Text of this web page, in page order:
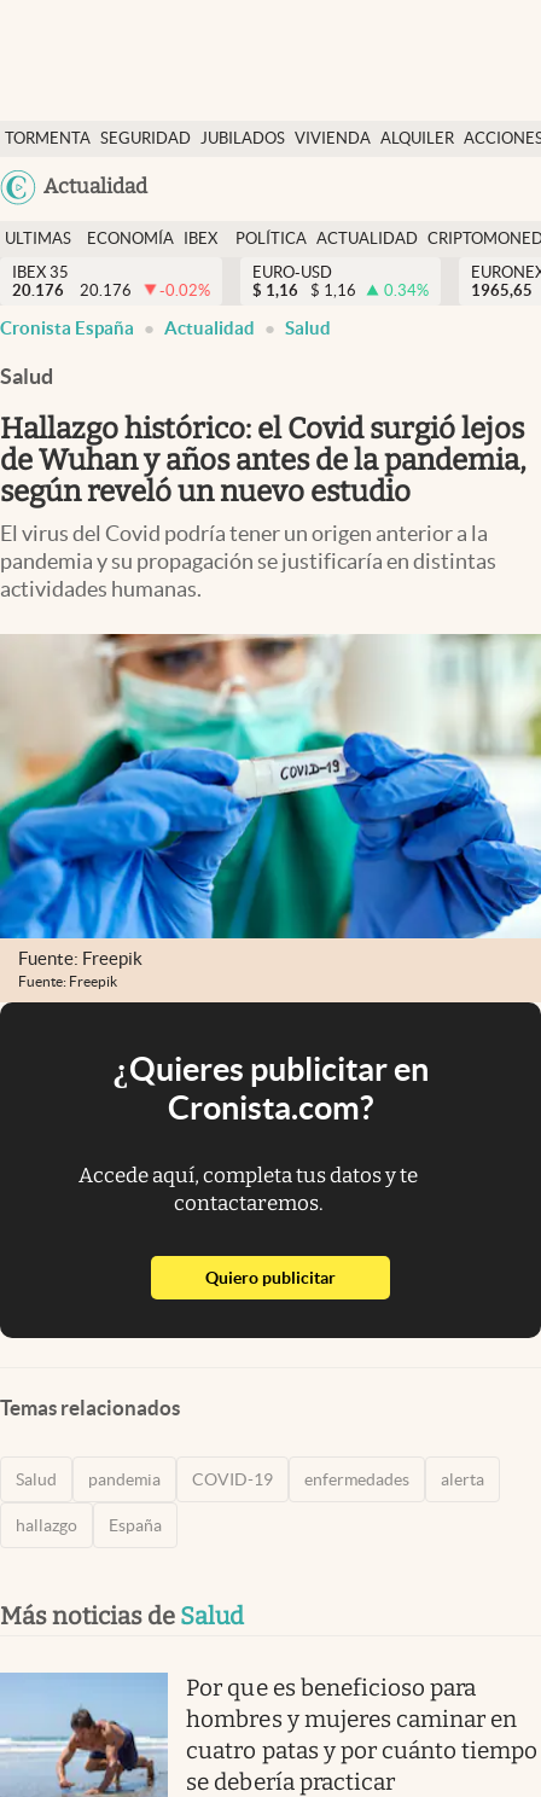
TORMENTA SEGURIDAD JUBILADOS VIVIENDA ALQUILER
USA
Actualidad
Economía y finanzas
Política
Actualidad
Criptomonedas
España
ULTIMAS
NOTICIAS
ECONOMÍA
FINANZAS
IBEX
EURO
POLÍTICA ACTUALIDAD
IBEX 35
20.176
20.176 -0.02%
EURO-USD
$ 1,16 $ 1,16 0.34%
1965,65
Cronista España Actualidad Salud
Salud
Hallazgo histórico: el Covid surgió lejos
de Wuhan y años antes de la pandemia,
según reveló un nuevo estudio
El virus del Covid podría tener un origen anterior a la
pandemia y su propagación se justificaría en distintas
actividades humanas.
Fuente: Freepik
Fuente: Freepik
¿Quieres publicitar en
Cronista.com?
Accede aquí, completa tus datos y te
contactaremos.
Quiero publicitarabre en nueva pestaña
Temas relacionados
Salud pandemia COVID-19 enfermedades alerta
hallazgo España
Más noticias de Salud
Por que es beneficioso para
hombres y mujeres caminar en
cuatro patas y por cuánto tiempo
se debería practicar